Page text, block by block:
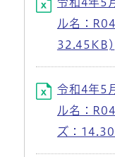
ル名：
32.45KB)
令和4年5
ル名：
ズ：